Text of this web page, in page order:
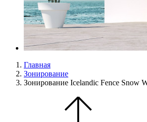
Главная
Зонирование
Зонирование Icelandic Fence Snow